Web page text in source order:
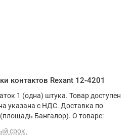
контактов Rexant 12-4201
1 (одна) штука. Товар доступен
указана с НДС. Доставка по
Бангалор). О товаре:
срок.